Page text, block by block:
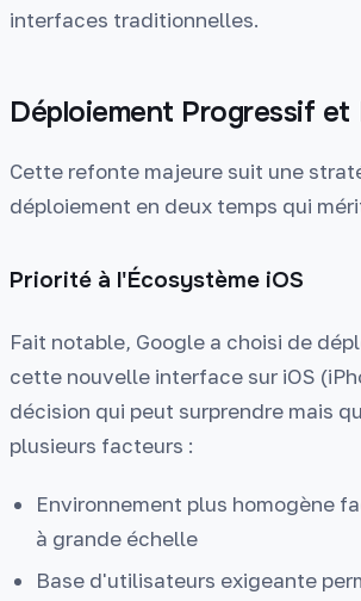
interfaces traditionnelles.
Déploiement Progressif et
Cette refonte majeure suit une
déploiement en deux temps qui
Priorité à l'Écosystème iOS
Fait notable, Google a choisi de
cette nouvelle interface sur iOS
décision qui peut surprendre mais
plusieurs facteurs :
Environnement plus homogène
à grande échelle
Base d'utilisateurs exigeante